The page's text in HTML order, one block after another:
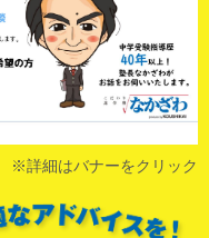
※詳細はバナーをクリック